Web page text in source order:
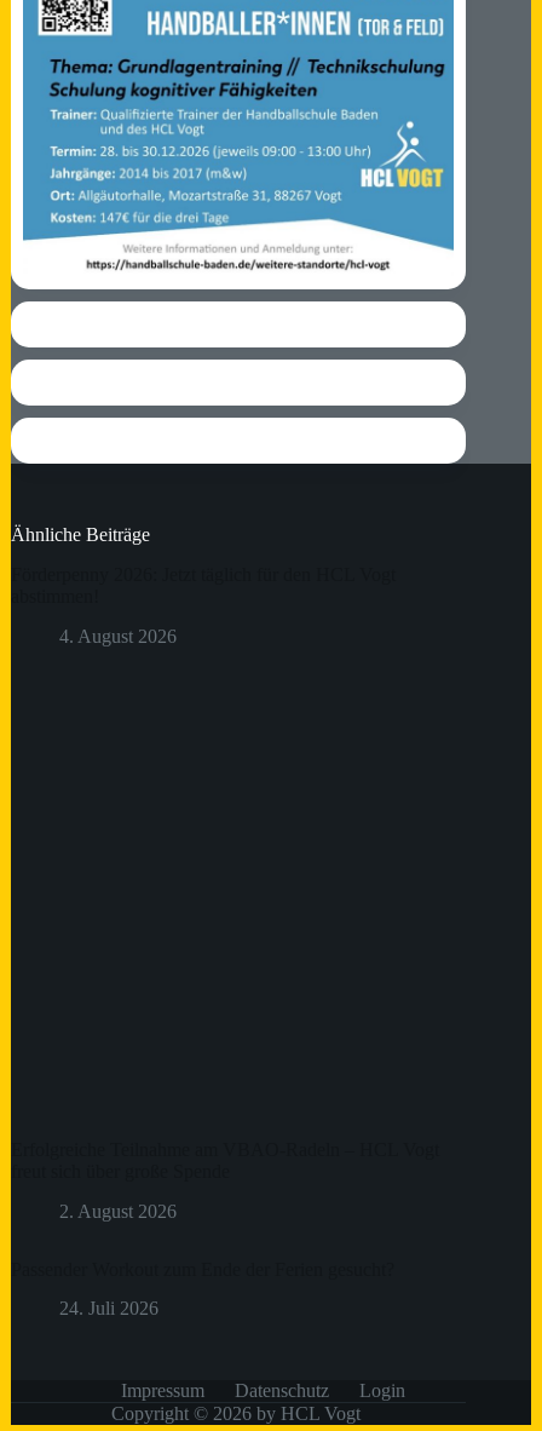
Ähnliche Beiträge
4. August 2026
2. August 2026
24. Juli 2026
Impressum Datenschutz
Login
Copyright © 2026 by HCL Vogt